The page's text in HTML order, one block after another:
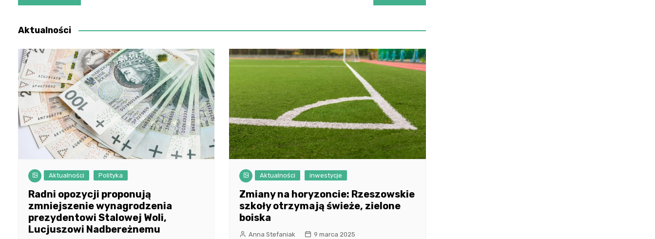
wpisu
Aktualności
Aktualności Polityka
Radni opozycji proponują
zmniejszenie wynagrodzenia
prezydentowi Stalowej Woli,
Lucjuszowi Nadbereżnemu
Aktualności inwestycje
Zmiany na horyzoncie: Rzeszowskie
szkoły otrzymają świeże, zielone
boiska
Anna Stefaniak 9 marca 2025